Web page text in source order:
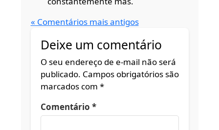
« Comentários mais antigos
Deixe um comentário
O seu endereço de e-mail não será
publicado. Campos obrigatórios são
marcados com *
Comentário *